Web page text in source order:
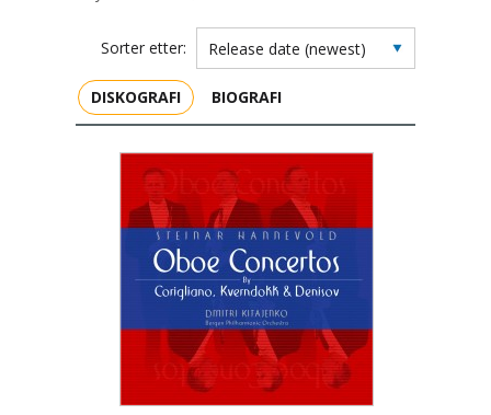
Sorter etter:
DISKOGRAFI BIOGRAFI